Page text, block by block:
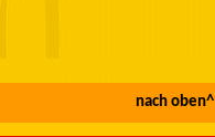
nach oben^